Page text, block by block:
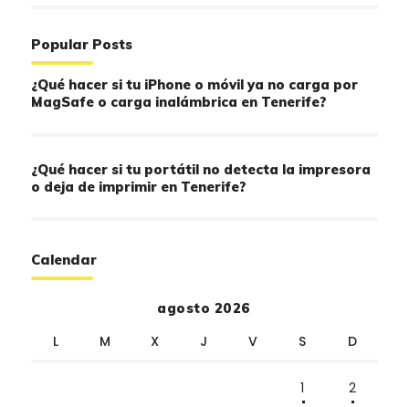
Popular Posts
¿Qué hacer si tu iPhone o móvil ya no carga por
MagSafe o carga inalámbrica en Tenerife?
¿Qué hacer si tu portátil no detecta la impresora
o deja de imprimir en Tenerife?
Calendar
agosto 2026
L M X J V S D
1
2